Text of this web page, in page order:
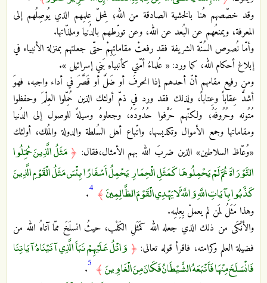
وقد خصّصهم هُنا بالخشية الصادقة من الله؛ لِمحلّ عِلمِهم الذي يُوصِلُهم إلى
المعرفة، ويمنعُهم عن البُعد عن الله، وعن تورّطهم بالدُنيا وملذّاتها.
وأمّا نُصوص السُنّة الشريفة فقد رفعتْ مقاماتِهِمْ حتّى جعلتهم بمنزلة الأنبياء في
إبلاغ أحكام الله، كما ورد: « عُلماءُ أمّتي كأنبياءِ بَني إسرائيل ».
ومن رفيع مقامهم أنّ أحدهم إذا انحرفَ أو ضَلَّ أو قَصَّرَ في أداء واجبه، فهوَ
أشدُّ عِقاباً وعِتاباً، ولذلك فقد ورد في ذمّ أولئك الذين حُمِّلوا العِلْمَ وحفظوا
مُتُونه وحُرُوفَهُ؛ ولكنّهم حَرَّفوا حُدُودَهُ، وجعلوهُ وسيلةً للوصول إلى الدُنيا
ومقاماتها وجمع الأموال وتكديسها، واتّباع أهل السُلطة والدولة والمُلك، أولئك
«وُعّاظ السلاطين» الذين ضربَ الله بهم الأمثال،فقال: ﴿مَثَلُ الَّذِينَ حُمِّلُوا
التَّوْرَاةَ ثُمَّ لَمْ يَحْمِلُوهَا كَمَثَلِ الْحِمَارِ يَحْمِلُ أَسْفَارًا بِئْسَ مَثَلُ الْقَوْمِ الَّذِينَ
كَذَّبُوا بِآيَاتِ اللَّهِ وَاللَّهُ لَا يَهْدِي الْقَوْمَ الظَّالِمِينَ ﴾ 4
.
وهذا مَثَلُ لمَن لم يعملْ بِعِلمِه.
والأنْكَى من ذلك الذي جعله الله كمَثَلِ الكَلْب، حيثُ انسلَخَ ممّا آتاهُ الله من
فضيلة العلم وكرامته، فاقرأ قوله تعالى: ﴿ وَاتْلُ عَلَيْهِمْ نَبَأَ الَّذِي آتَيْنَاهُ آيَاتِنَا
فَانْسَلَخَ مِنْهَا فَأَتْبَعَهُ الشَّيْطَانُ فَكَانَ مِنَ الْغَاوِينَ ﴾ 5
.